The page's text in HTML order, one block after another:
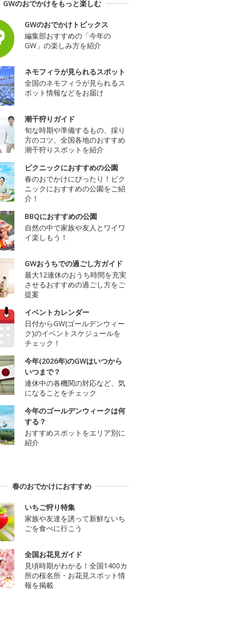
GWのおでかけをもっと楽しむ
GWのおでかけトピックス
編集部おすすめの「今年の
GW」の楽しみ方を紹介
ネモフィラが見られるスポット
全国のネモフィラが見られるス
ポット情報などをお届け
潮干狩りガイド
旬な時期や準備するもの、採り
方のコツ、全国各地のおすすめ
潮干狩りスポットを紹介
ピクニックにおすすめの公園
春のおでかけにぴったり！ピク
ニックにおすすめの公園をご紹
介！
BBQにおすすめの公園
自然の中で家族や友人とワイワ
イ楽しもう！
GWおうちでの過ごし方ガイド
最大12連休のおうち時間を充実
させるおすすめの過ごし方をご
提案
イベントカレンダー
日付からGW(ゴールデンウィー
ク)のイベントスケジュールを
チェック！
今年(2026年)のGWはいつから
いつまで？
連休中の各機関の対応など、気
になることをチェック
今年のゴールデンウィークは何
する？
おすすめスポットをエリア別に
紹介
春のおでかけにおすすめ
いちご狩り特集
家族や友達を誘って新鮮ないち
ごを食べに行こう
全国お花見ガイド
見頃時期がわかる！全国1400カ
所の桜名所・お花見スポット情
報を掲載